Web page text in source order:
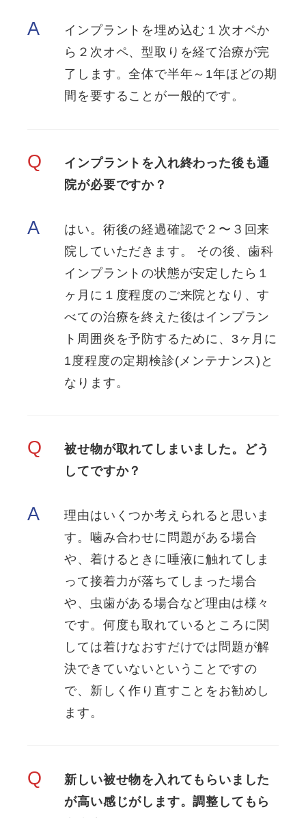
A
インプラントを埋め込む１次オペか
ら２次オペ、型取りを経て治療が完
了します。全体で半年～1年ほどの期
間を要することが一般的です。
Q
インプラントを入れ終わった後も通
院が必要ですか？
A
はい。術後の経過確認で２〜３回来
院していただきます。 その後、歯科
インプラントの状態が安定したら１
ヶ月に１度程度のご来院となり、す
べての治療を終えた後はインプラン
ト周囲炎を予防するために、3ヶ月に
1度程度の定期検診(メンテナンス)と
なります。
Q
被せ物が取れてしまいました。どう
してですか？
A
理由はいくつか考えられると思いま
す。噛み合わせに問題がある場合
や、着けるときに唾液に触れてしま
って接着力が落ちてしまった場合
や、虫歯がある場合など理由は様々
です。何度も取れているところに関
しては着けなおすだけでは問題が解
決できていないということですの
で、新しく作り直すことをお勧めし
ます。
Q
新しい被せ物を入れてもらいました
が高い感じがします。調整してもら